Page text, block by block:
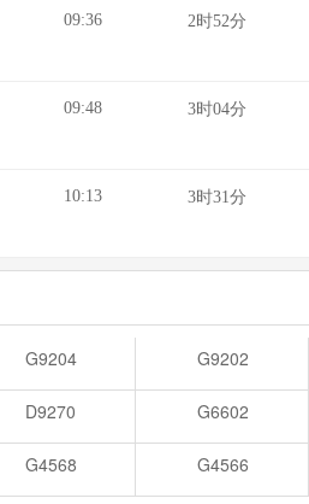
09:36 2时52分
09:48 3时04分
10:13 3时31分
G9204 G9202
D9270 G6602
G4568 G4566